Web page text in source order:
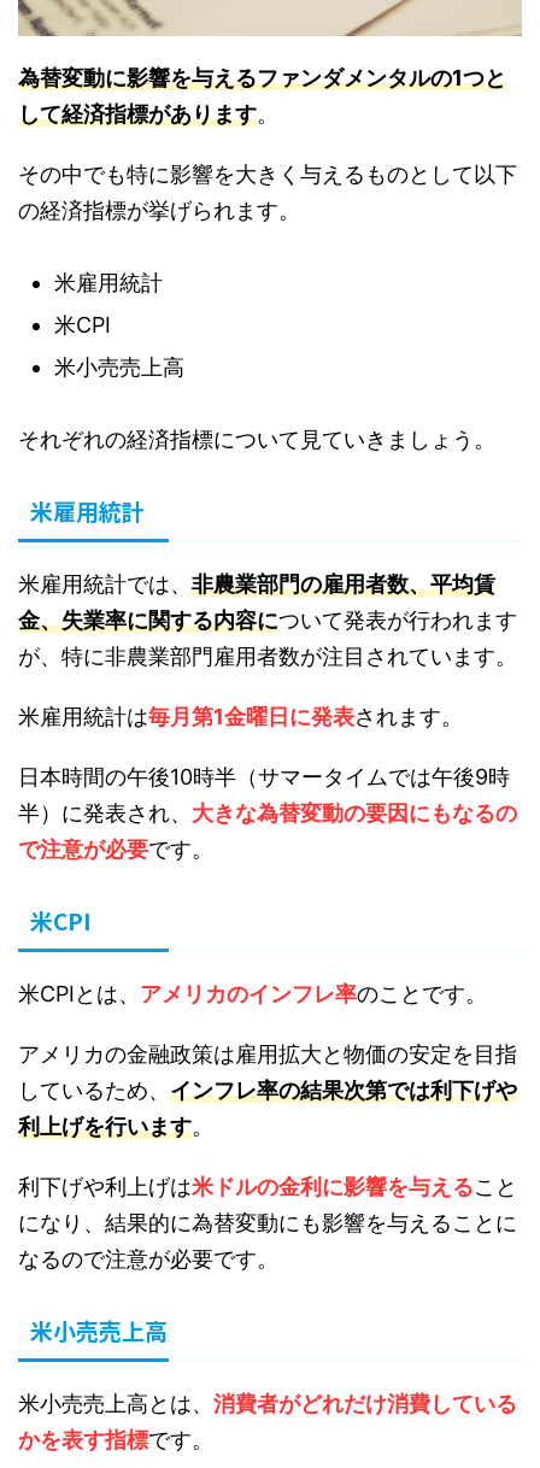
為替変動に影響を与えるファンダメンタルの1つと
して経済指標があります。
その中でも特に影響を大きく与えるものとして以下
の経済指標が挙げられます。
米雇用統計
米CPI
米小売売上高
それぞれの経済指標について見ていきましょう。
米雇用統計
米雇用統計では、 非農業部門の雇用者数、平均賃
金、失業率に関する内容について発表が行われます
が、特に非農業部門雇用者数が注目されています。
米雇用統計は毎月第1金曜日に発表されます。
日本時間の午後10時半（サマータイムでは午後9時
半）に発表され、 大きな為替変動の要因にもなるの
で注意が必要です。
米CPI
米CPIとは、 アメリカのインフレ率のことです。
アメリカの金融政策は雇用拡大と物価の安定を目指
しているため、 インフレ率の結果次第では利下げや
利上げを行います。
利下げや利上げは米ドルの金利に影響を与えること
になり、結果的に為替変動にも影響を与えることに
なるので注意が必要です。
米小売売上高
米小売売上高とは、 消費者がどれだけ消費している
かを表す指標です。